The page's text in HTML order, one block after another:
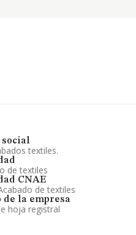
social
textiles.
de textiles
CNAE
de textiles
de la empresa
hoja registral